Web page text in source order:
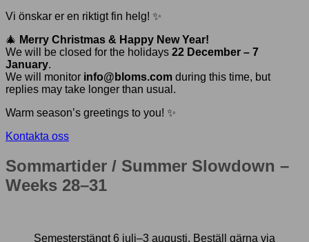
Vi önskar er en riktigt fin helg! ✨
🎄 Merry Christmas & Happy New Year!
We will be closed for the holidays 22 December – 7
January.
We will monitor info@bloms.com during this time, but
replies may take longer than usual.
Warm season’s greetings to you! ✨
Kontakta oss
Sommartider / Summer Slowdown –
Weeks 28–31
Semesterstängt 6 juli–3 augusti. Beställ gärna via